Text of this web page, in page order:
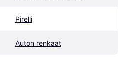
Pirelli
Auton renkaat